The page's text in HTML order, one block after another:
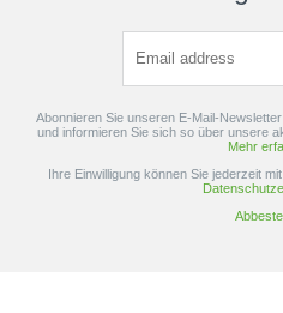
Abonnieren Sie unseren E-Mail-
und informieren Sie sich so über unsere
Mehr
Ihre Einwilligung können Sie jederzeit